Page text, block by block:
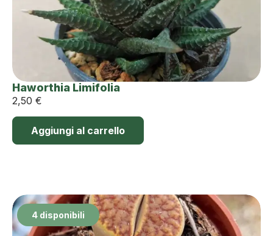
Haworthia Limifolia
2,50 €
Aggiungi al carrello
4 disponibili